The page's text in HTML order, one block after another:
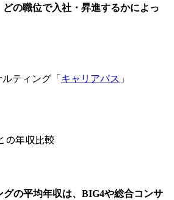
どの職位で入社・昇進するかによっ
ティング「 キャリアパス 」
の年収比較
の平均年収は、BIG4や総合コンサ